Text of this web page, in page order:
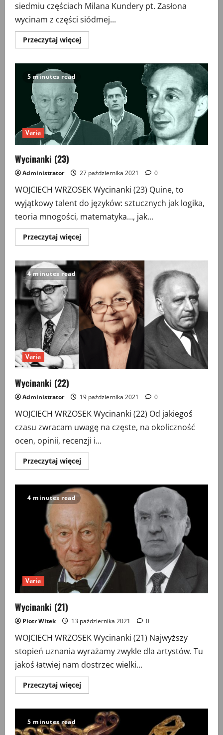
siedmiu częściach Milana Kundery pt. Zasłona
wycinam z części siódmej...
Przeczytaj więcejPrzeczytaj
więcej
5 minutes read
Varia
Wycinanki (23)
Administrator 27 października 2021 0
WOJCIECH WRZOSEK Wycinanki (23) Quine, to
wyjątkowy talent do języków: sztucznych jak logika,
teoria mnogości, matematyka…, jak...
Przeczytaj więcejPrzeczytaj
więcej
(23)
4 minutes read
Varia
Wycinanki (22)
Administrator 19 października 2021 0
WOJCIECH WRZOSEK Wycinanki (22) Od jakiegoś
czasu zwracam uwagę na częste, na okoliczność
ocen, opinii, recenzji i...
Przeczytaj więcejPrzeczytaj
więcej
(22)
4 minutes read
Varia
Wycinanki (21)
Piotr Witek 13 października 2021 0
WOJCIECH WRZOSEK Wycinanki (21) Najwyższy
stopień uznania wyrażamy zwykle dla artystów. Tu
jakoś łatwiej nam dostrzec wielki...
Przeczytaj więcejPrzeczytaj
więcej
5 minutes read